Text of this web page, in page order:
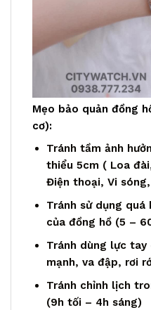
Mẹo bảo quản đồng
cơ):
Tránh tầm ảnh
thiểu 5cm ( Loa
Điện thoại, Vi
Tránh sử dụng
của đồng hồ (5 –
Tránh dùng lực tay
mạnh, va đập, rơi
Tránh chỉnh lịch
(9h tối – 4h sáng)